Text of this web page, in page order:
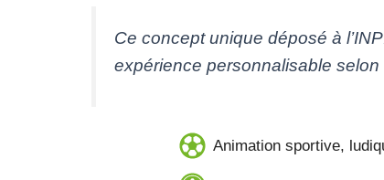
Ce concept unique déposé à
expérience personnalisable
Animation sportive,